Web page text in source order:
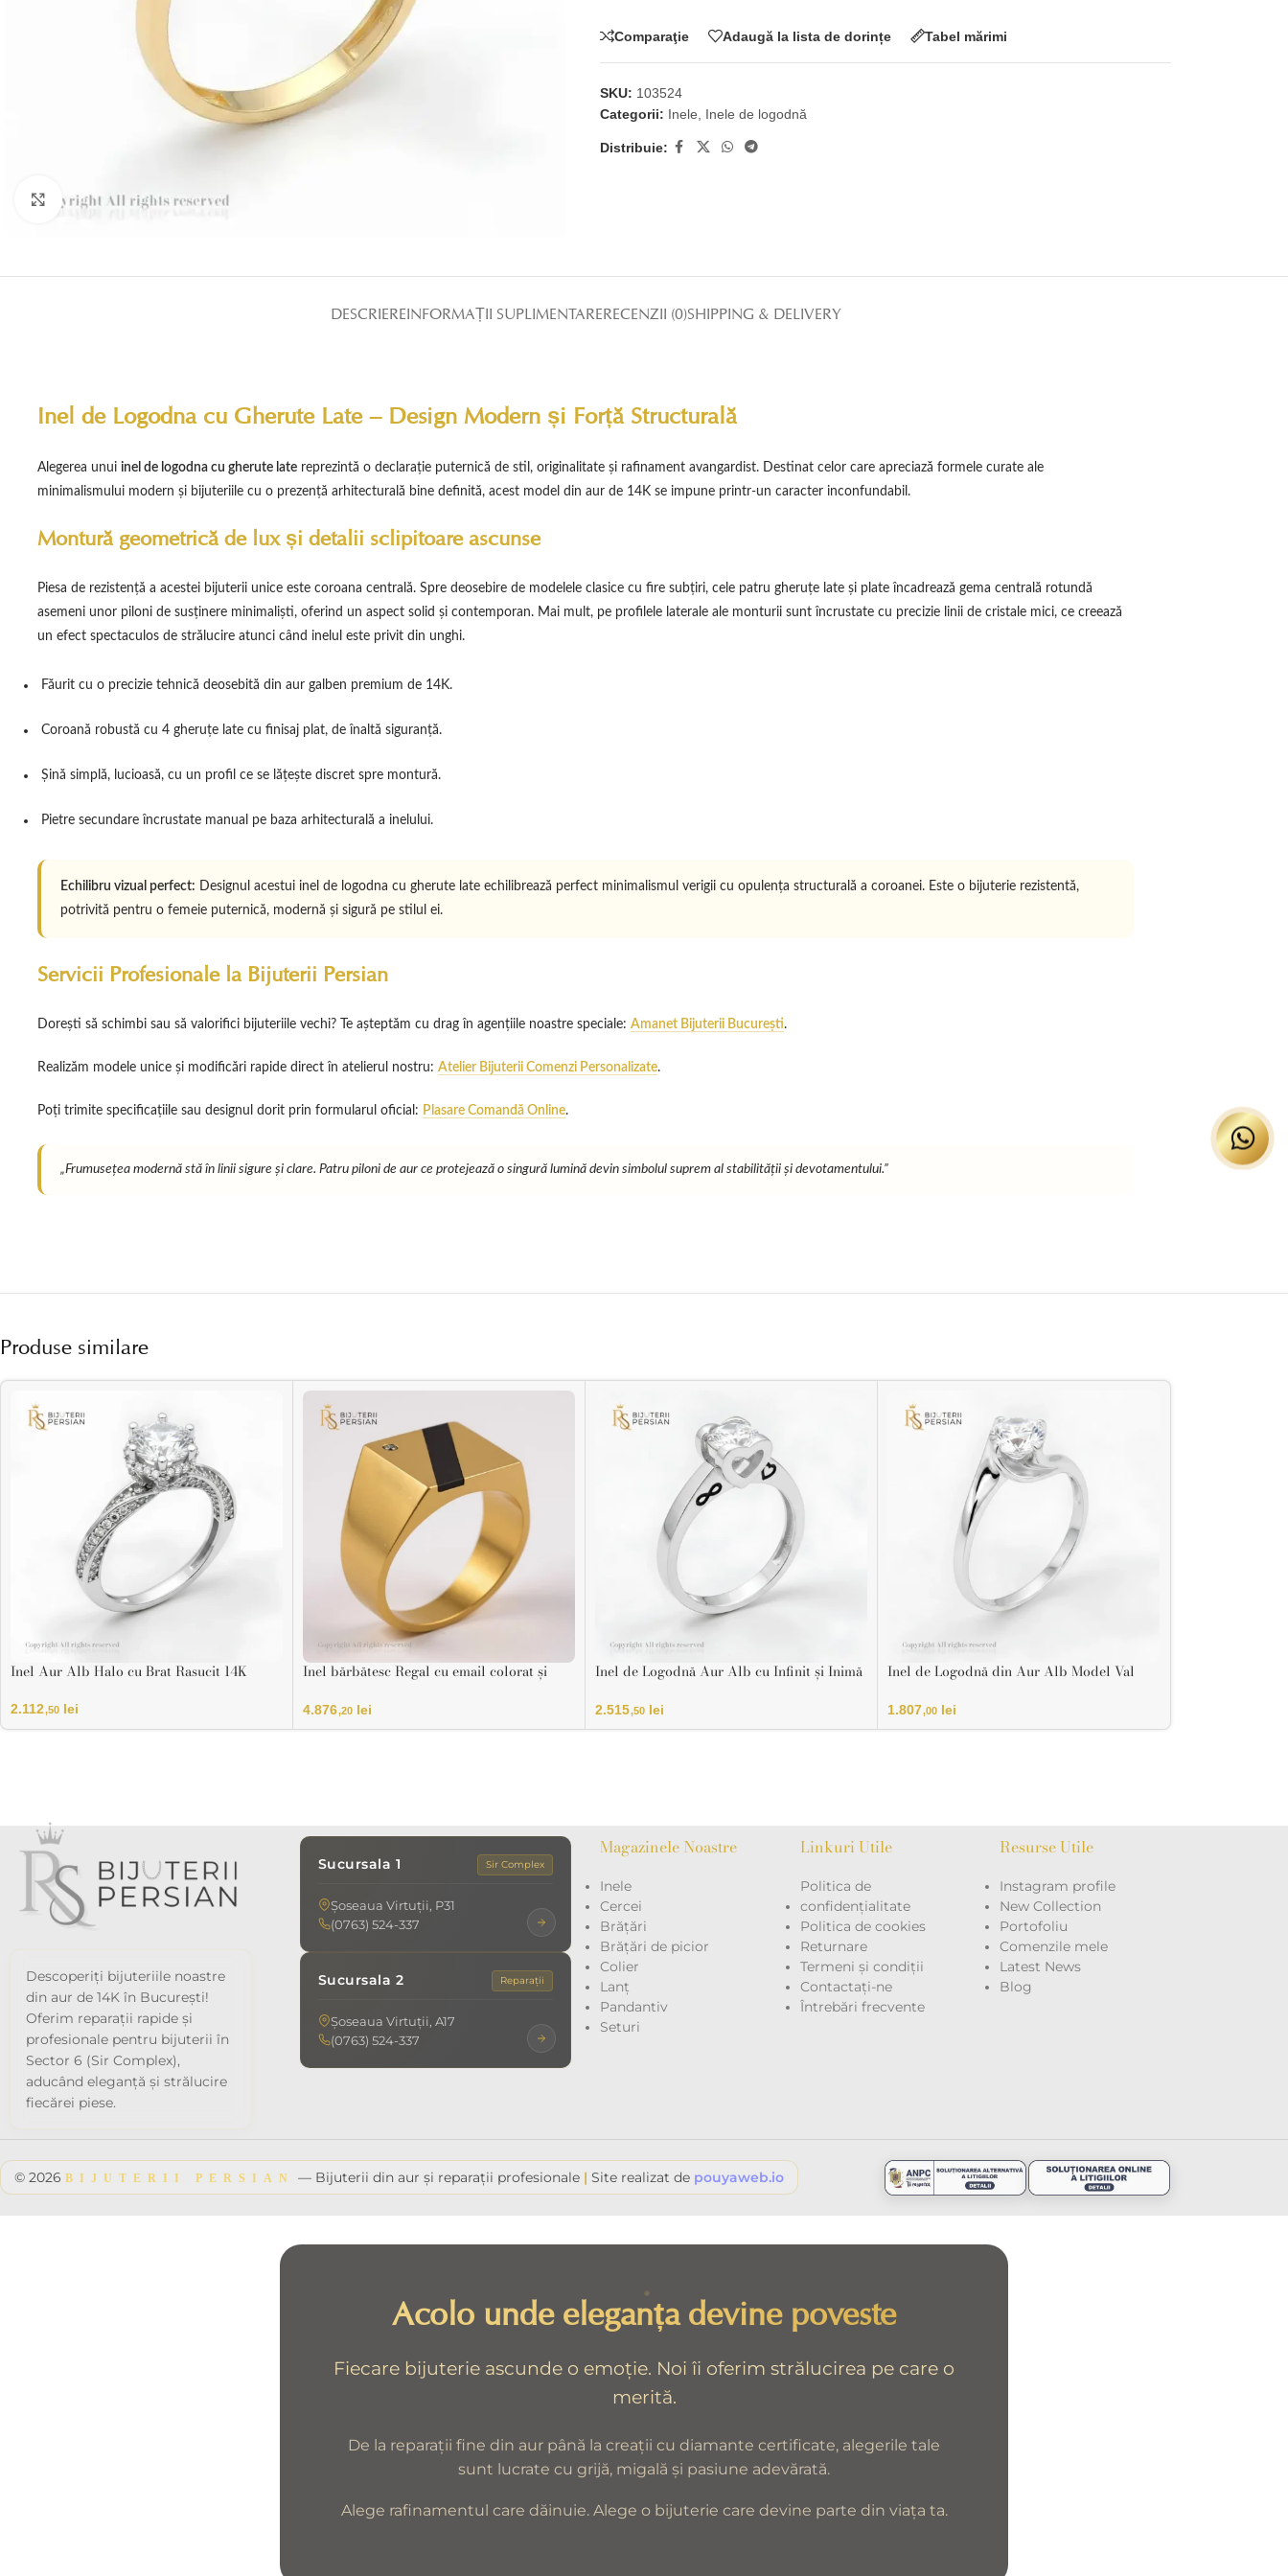
Click pentru a mări
Comparaţie Adaugă la lista de dorințe Tabel mărimi
SKU: 103524
Categorii: Inele Inele de logodnă
Distribuie:
DESCRIEREINFORMAȚII SUPLIMENTARERECENZII (0)SHIPPING & DELIVERY
Inel de Logodna cu Gherute Late – Design Modern și Forță Structurală
Alegerea unui inel de logodna cu gherute late reprezintă o declarație puternică de stil, originalitate și rafinament avangardist. Destinat celor care apreciază formele curate ale
minimalismului modern și bijuteriile cu o prezență arhitecturală bine definită, acest model din aur de 14K se impune printr-un caracter inconfundabil.
Montură geometrică de lux și detalii sclipitoare ascunse
Piesa de rezistență a acestei bijuterii unice este coroana centrală. Spre deosebire de modelele clasice cu fire subțiri, cele patru gheruțe late și plate încadrează gema centrală rotundă
asemeni unor piloni de susținere minimaliști, oferind un aspect solid și contemporan. Mai mult, pe profilele laterale ale monturii sunt încrustate cu precizie linii de cristale mici, ce creează
un efect spectaculos de strălucire atunci când inelul este privit din unghi.
Făurit cu o precizie tehnică deosebită din aur galben premium de 14K.
Coroană robustă cu 4 gheruțe late cu finisaj plat, de înaltă siguranță.
Șină simplă, lucioasă, cu un profil ce se lățește discret spre montură.
Pietre secundare încrustate manual pe baza arhitecturală a inelului.
Echilibru vizual perfect: Designul acestui inel de logodna cu gherute late echilibrează perfect minimalismul verigii cu opulența structurală a coroanei. Este o bijuterie rezistentă,
potrivită pentru o femeie puternică, modernă și sigură pe stilul ei.
Servicii Profesionale la Bijuterii Persian
Dorești să schimbi sau să valorifici bijuteriile vechi? Te așteptăm cu drag în agențiile noastre speciale: Amanet Bijuterii București.
Realizăm modele unice și modificări rapide direct în atelierul nostru: Atelier Bijuterii Comenzi Personalizate.
Poți trimite specificațiile sau designul dorit prin formularul oficial: Plasare Comandă Online.
„Frumusețea modernă stă în linii sigure și clare. Patru piloni de aur ce protejează o singură lumină devin simbolul suprem al stabilității și devotamentului.”
Produse similare
Inel Aur Alb Halo cu Brat Rasucit 14K
2.112,50 lei
Inel bărbătesc Regal cu email colorat și
4.876,20 lei
Inel de Logodnă Aur Alb cu Infinit și Inimă
2.515,50 lei
Inel de Logodnă din Aur Alb Model Val
1.807,00 lei
Descoperiți bijuteriile noastre
din aur de 14K în București!
Oferim reparații rapide și
profesionale pentru bijuterii în
Sector 6 (Sir Complex),
aducând eleganță și strălucire
fiecărei piese.
Sucursala 1 Sir Complex
Șoseaua Virtuții, P31
(0763) 524-337
Sucursala 2 Reparații
Șoseaua Virtuții, A17
(0763) 524-337
Magazinele Noastre
Inele
Cercei
Brățări
Brățări de picior
Colier
Lanț
Pandantiv
Seturi
Linkuri Utile
Politica de
confidențialitate
Politica de cookies
Returnare
Termeni și condiții
Contactaţi-ne
Întrebări frecvente
Resurse Utile
Instagram profile
New Collection
Portofoliu
Comenzile mele
Latest News
Blog
© 2026 BIJUTERII PERSIAN — Bijuterii din aur și reparații profesionale | Site realizat de pouyaweb.io
Acolo unde eleganța devine poveste
Fiecare bijuterie ascunde o emoție. Noi îi oferim strălucirea pe care o
merită.
De la reparații fine din aur până la creații cu diamante certificate, alegerile tale
sunt lucrate cu grijă, migală și pasiune adevărată.
Alege rafinamentul care dăinuie. Alege o bijuterie care devine parte din viața ta.